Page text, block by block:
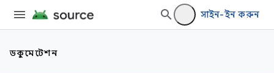
সাইন-ইন করুন
ডকুমেন্টেশন